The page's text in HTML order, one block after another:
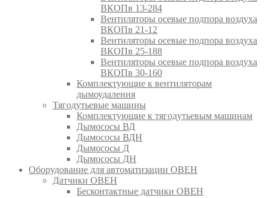
ВКОПв 13-284
Вентиляторы осевые подпора воздуха
ВКОПв 21-12
Вентиляторы осевые подпора воздуха
ВКОПв 25-188
Вентиляторы осевые подпора воздуха
ВКОПв 30-160
Комплектующие к вентиляторам
дымоудаления
Тягодутьевые машины
Комплектующие к тягодутьевым машинам
Дымососы ВД
Дымососы ВДН
Дымососы Д
Дымососы ДН
Оборудование для автоматизации ОВЕН
Датчики ОВЕН
Бесконтактные датчики ОВЕН